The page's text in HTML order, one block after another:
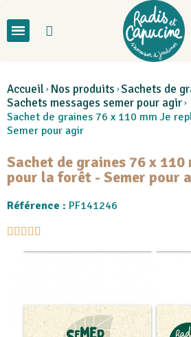
Accueil Nos produits Sachets de
Sachets messages semer pour agir
Sachet de graines 76 x 110 mm Je
Semer pour agir
Sachet de graines 76 x 110
pour la forêt - Semer pour
Référence : PF141246
    